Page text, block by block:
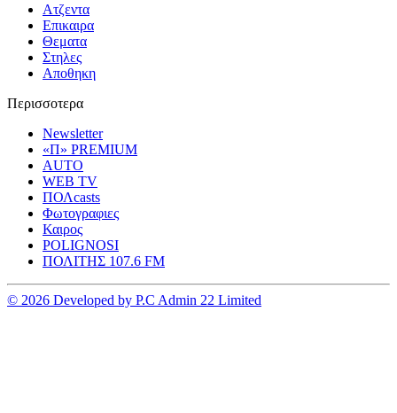
Ατζεντα
Επικαιρα
Θεματα
Στηλες
Αποθηκη
Περισσοτερα
Newsletter
«Π» PREMIUM
AUTO
WEB TV
ΠΟΛcasts
Φωτογραφιες
Καιρος
POLIGNOSI
ΠΟΛΙΤΗΣ 107.6 FM
© 2026 Developed by P.C Admin 22 Limited